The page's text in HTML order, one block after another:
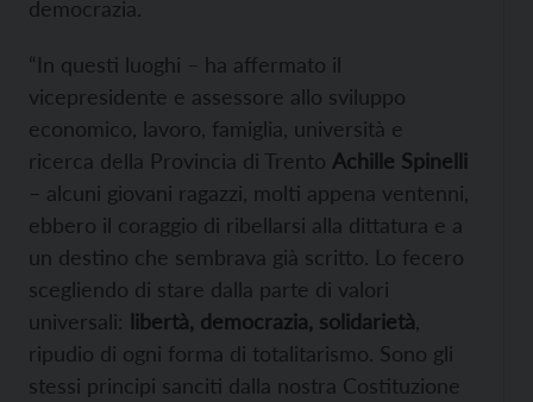
democrazia.
“In questi luoghi – ha affermato il
vicepresidente e assessore allo sviluppo
economico, lavoro, famiglia, università e
ricerca della Provincia di Trento Achille Spinelli
– alcuni giovani ragazzi, molti appena ventenni,
ebbero il coraggio di ribellarsi alla dittatura e a
un destino che sembrava già scritto. Lo fecero
scegliendo di stare dalla parte di valori
universali: libertà, democrazia, solidarietà
ripudio di ogni forma di totalitarismo. Sono gli
stessi principi sanciti dalla nostra Costituzione